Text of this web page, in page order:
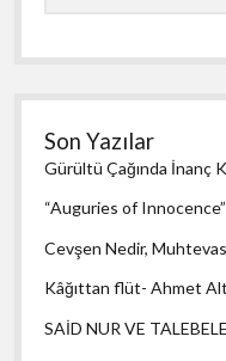
Son Yazılar
Gürültü Çağında İnanç
“Auguries of
Cevşen Nedir,
Kâğıttan flüt- Ahmet
SAİD NUR VE